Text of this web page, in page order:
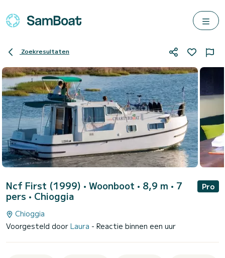
Zoekresultaten
Ncf First (1999) • Woonboot • 8,9 m • 7
pers • Chioggia
Pro
Chioggia
Voorgesteld door Laura - Reactie binnen een uur